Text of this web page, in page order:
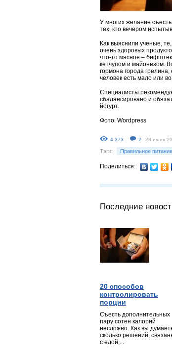
У многих желание
тех, кто вечером
Как выяснили ученые,
очень здоровых
что-то мясное –
кетчупом и майонезом.
гормона города
человек есть мало или
Специалисты
сбалансировано и
йогурт.
Фото: Wordpress
4 373 2 28 июня
Тэги: Правильное питание
Поделиться:
Последние
20 способов
контролировать
порции
Съесть дополнительных
пару сотен калорий
несложно. Как вы
сколько решений,
с едой,...